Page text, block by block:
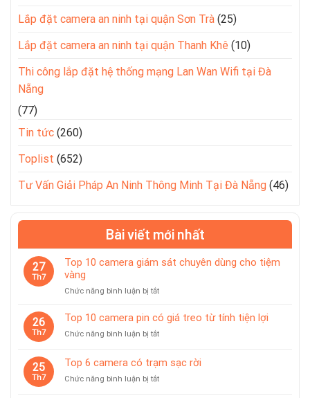
Lắp đặt camera an ninh tại quận Sơn Trà (25)
Lắp đặt camera an ninh tại quận Thanh Khê (10)
Thi công lắp đặt hệ thống mạng Lan Wan Wifi tại Đà
Nẵng
(77)
Tin tức (260)
Toplist (652)
Tư Vấn Giải Pháp An Ninh Thông Minh Tại Đà Nẵng (46)
Bài viết mới nhất
27
Th7
Top 10 camera giám sát chuyên dùng cho tiệm
vàng
Chức năng bình luận bị tắtở
10
camera
giám
chuyên
cho
26
Th7
Top 10 camera pin có giá treo từ tính tiện lợi
Chức năng bình luận bị tắtở
camera
pin
25
Th7
Top 6 camera có trạm sạc rời
Chức năng bình luận bị tắtở